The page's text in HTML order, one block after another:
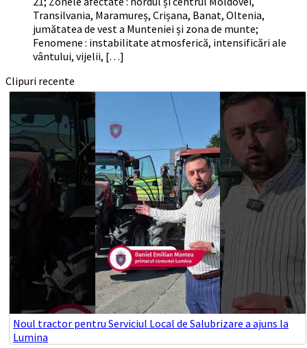
Transilvania, Maramureș, Crișana, Banat, Oltenia,
jumătatea de vest a Munteniei și zona de munte;
Fenomene : instabilitate atmosferică, intensificări ale
vântului, vijelii, […]
Clipuri recente
Noul tractor pentru Serviciul Local de Salubrizare a ajuns la
Lumina